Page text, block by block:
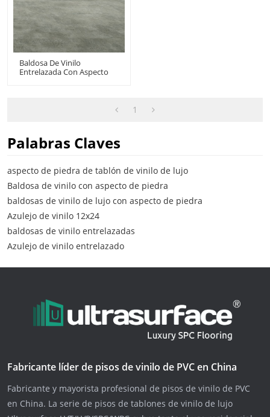
Baldosa De Vinilo
Entrelazada Con Aspecto
1
Palabras Claves
aspecto de piedra de tablón de vinilo de lujo
Baldosa de vinilo con aspecto de piedra
baldosas de vinilo de lujo con aspecto de piedra
Azulejo de vinilo 12x24
baldosas de vinilo entrelazadas
Azulejo de vinilo entrelazado
Fabricante líder de pisos de vinilo de PVC en China
Fabricante y mayorista profesional de pisos de vinilo de PVC
en China. La serie de pisos de tablones de vinilo de lujo